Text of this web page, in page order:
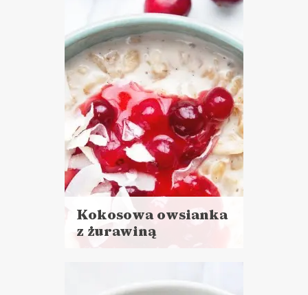
CIASTA I DESERY
ŚNIADANIA
GOTOWANIE NA
KWARANTANNIE ?
Kokosowa owsianka
z żurawiną